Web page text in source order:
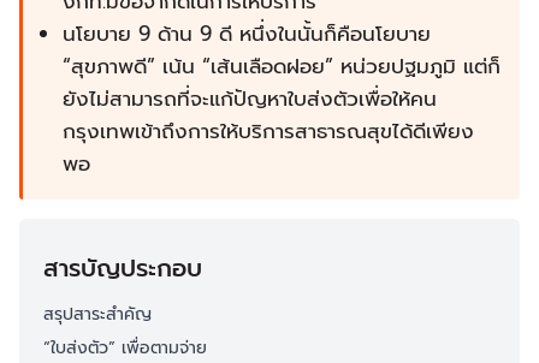
นโยบาย 9 ด้าน 9 ดี หนึ่งในนั้นก็คือนโยบาย
“สุขภาพดี” เน้น “เส้นเลือดฝอย” หน่วยปฐมภูมิ แต่ก็
ยังไม่สามารถที่จะแก้ปัญหาใบส่งตัวเพื่อให้คน
กรุงเทพเข้าถึงการให้บริการสาธารณสุขได้ดีเพียง
พอ
สารบัญประกอบ
สรุปสาระสำคัญ
“ใบส่งตัว” เพื่อตามจ่าย